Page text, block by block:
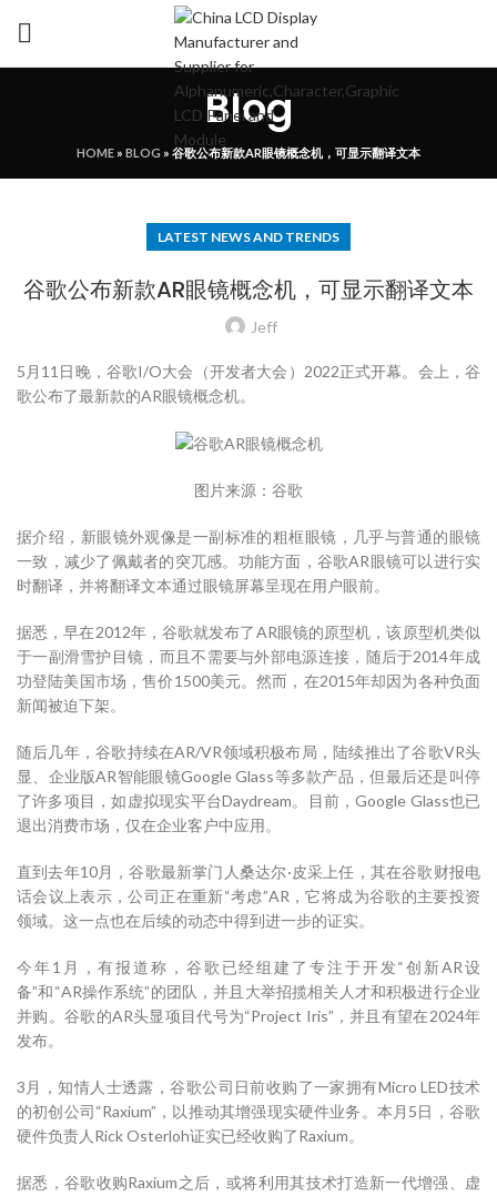
Blog
HOME » BLOG » 谷歌公布新款AR眼镜概念机，可显示翻译文本
LATEST NEWS AND TRENDS
谷歌公布新款AR眼镜概念机，可显示翻译文本
Jeff
5月11日晚，谷歌I/O大会（开发者大会）2022正式开幕。会上，谷
歌公布了最新款的AR眼镜概念机。
图片来源：谷歌
据介绍，新眼镜外观像是一副标准的粗框眼镜，几乎与普通的眼镜
一致，减少了佩戴者的突兀感。功能方面，谷歌AR眼镜可以进行实
时翻译，并将翻译文本通过眼镜屏幕呈现在用户眼前。
据悉，早在2012年，谷歌就发布了AR眼镜的原型机，该原型机类似
于一副滑雪护目镜，而且不需要与外部电源连接，随后于2014年成
功登陆美国市场，售价1500美元。然而，在2015年却因为各种负面
新闻被迫下架。
随后几年，谷歌持续在AR/VR领域积极布局，陆续推出了谷歌VR头
显、企业版AR智能眼镜Google Glass等多款产品，但最后还是叫停
了许多项目，如虚拟现实平台Daydream。目前，Google Glass也已
退出消费市场，仅在企业客户中应用。
直到去年10月，谷歌最新掌门人桑达尔·皮采上任，其在谷歌财报电
话会议上表示，公司正在重新“考虑”AR，它将成为谷歌的主要投资
领域。这一点也在后续的动态中得到进一步的证实。
今年1月，有报道称，谷歌已经组建了专注于开发“创新AR设
备”和“AR操作系统”的团队，并且大举招揽相关人才和积极进行企业
并购。谷歌的AR头显项目代号为“Project Iris”，并且有望在2024年
发布。
3月，知情人士透露，谷歌公司日前收购了一家拥有Micro LED技术
的初创公司“Raxium”，以推动其增强现实硬件业务。本月5日，谷歌
硬件负责人Rick Osterloh证实已经收购了Raxium。
据悉，谷歌收购Raxium之后，或将利用其技术打造新一代增强、虚